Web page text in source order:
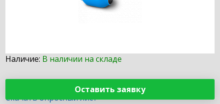
Наличие: В наличии на складе
Оставить заявку
Скачать опросный лист